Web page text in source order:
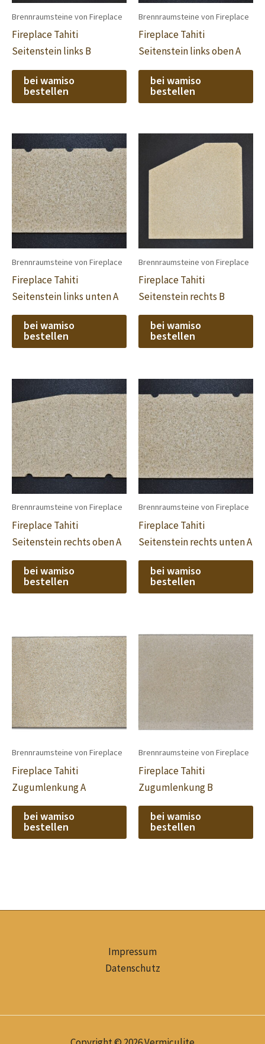
Brennraumsteine von Fireplace
Fireplace Tahiti
Seitenstein links B
bei wamiso
bestellen
Brennraumsteine von Fireplace
Fireplace Tahiti
Seitenstein links oben A
bei wamiso
bestellen
Brennraumsteine von Fireplace
Fireplace Tahiti
Seitenstein links unten A
bei wamiso
bestellen
Brennraumsteine von Fireplace
Fireplace Tahiti
Seitenstein rechts B
bei wamiso
bestellen
Brennraumsteine von Fireplace
Fireplace Tahiti
Seitenstein rechts oben A
bei wamiso
bestellen
Brennraumsteine von Fireplace
Fireplace Tahiti
Seitenstein rechts unten A
bei wamiso
bestellen
Brennraumsteine von Fireplace
Fireplace Tahiti
Zugumlenkung A
bei wamiso
bestellen
Brennraumsteine von Fireplace
Fireplace Tahiti
Zugumlenkung B
bei wamiso
bestellen
Impressum
Datenschutz